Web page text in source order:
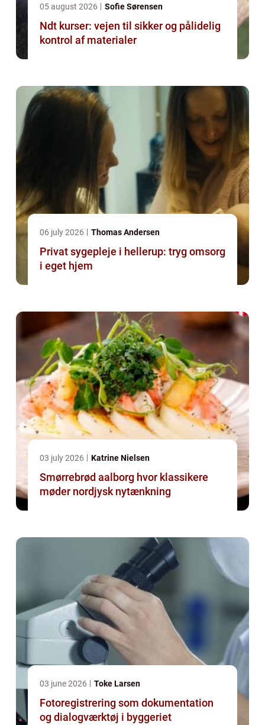
05 august 2026 Sofie Sørensen
Ndt kurser: vejen til sikker og pålidelig
kontrol af materialer
06 july 2026 Thomas Andersen
Privat sygepleje i hellerup: tryg omsorg
i eget hjem
03 july 2026 Katrine Nielsen
Smørrebrød aalborg hvor klassikere
møder nordjysk nytænkning
03 june 2026 Toke Larsen
Fotoregistrering som dokumentation
og dialogværktøj i byggeriet